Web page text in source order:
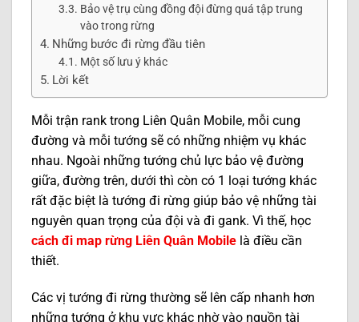
Bảo vệ trụ cùng đồng đội đừng quá tập trung
vào trong rừng
Những bước đi rừng đầu tiên
Một số lưu ý khác
Lời kết
Mỗi trận rank trong Liên Quân Mobile, mỗi cung
đường và mỗi tướng sẽ có những nhiệm vụ khác
nhau. Ngoài những tướng chủ lực bảo vệ đường
giữa, đường trên, dưới thì còn có 1 loại tướng khác
rất đặc biệt là tướng đi rừng giúp bảo vệ những tài
nguyên quan trọng của đội và đi gank. Vì thế, học
cách đi map rừng Liên Quân Mobile là điều cần
thiết.
Các vị tướng đi rừng thường sẽ lên cấp nhanh hơn
những tướng ở khu vực khác nhờ vào nguồn tài